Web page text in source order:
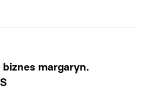
margaryn.